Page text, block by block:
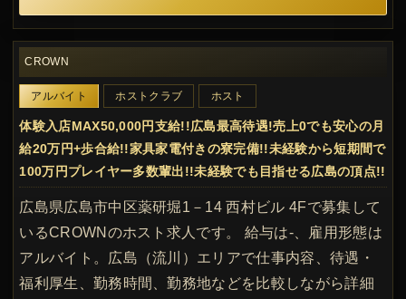
CROWN
アルバイト ホストクラブ ホスト
体験入店MAX50,000円支給!!広島最高待遇!売上0でも安心の月
給20万円+歩合給!!家具家電付きの寮完備!!未経験から短期間で
100万円プレイヤー多数輩出!!未経験でも目指せる広島の頂点!!
広島県広島市中区薬研堀1－14 西村ビル 4Fで募集して
いるCROWNのホスト求人です。 給与は-、雇用形態は
アルバイト。広島（流川）エリアで仕事内容、待遇・
福利厚生、勤務時間、勤務地などを比較しながら詳細